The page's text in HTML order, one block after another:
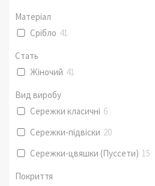
Матеріал
Срібло 41
Стать
Жіночий 41
Вид виробу
Сережки класичні 6
Сережки-підвіски 20
Сережки-цвяшки (Пуссети) 15
Покриття